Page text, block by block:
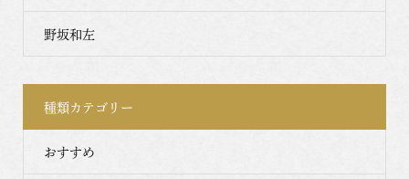
野坂和左
種類カテゴリー
おすすめ